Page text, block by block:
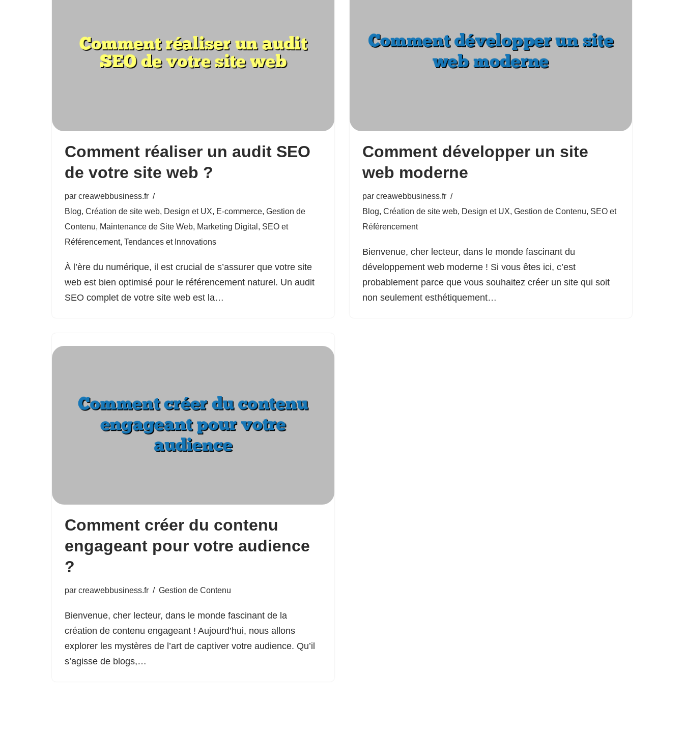
Comment réaliser un audit SEO
de votre site web ?
par creawebbusiness.fr
Blog Création de site web Design et UX E-commerce Gestion de
Contenu Maintenance de Site Web Marketing Digital SEO et
Référencement, Tendances et Innovations
À l’ère du numérique, il est crucial de s’assurer que votre site
web est bien optimisé pour le référencement naturel. Un audit
SEO complet de votre site web est la…
Comment développer un site
web moderne
par creawebbusiness.fr
Blog Création de site web Design et UX Gestion de Contenu SEO et
Référencement
Bienvenue, cher lecteur, dans le monde fascinant du
développement web moderne ! Si vous êtes ici, c’est
probablement parce que vous souhaitez créer un site qui soit
non seulement esthétiquement…
Comment créer du contenu
engageant pour votre audience
?
par creawebbusiness.fr Gestion de Contenu
Bienvenue, cher lecteur, dans le monde fascinant de la
création de contenu engageant ! Aujourd’hui, nous allons
explorer les mystères de l’art de captiver votre audience. Qu’il
s’agisse de blogs,…